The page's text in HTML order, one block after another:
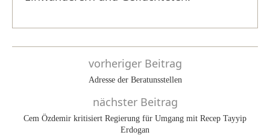
vorheriger Beitrag
Adresse der Beratunsstellen
nächster Beitrag
Cem Özdemir kritisiert Regierung für Umgang mit Recep Tayyip
Erdogan